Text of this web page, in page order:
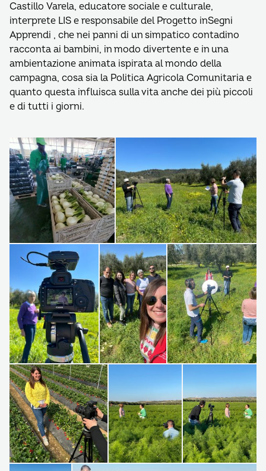
Castillo Varela, educatore sociale e culturale,
interprete LIS e responsabile del Progetto inSegni
Apprendi , che nei panni di un simpatico contadino
racconta ai bambini, in modo divertente e in una
ambientazione animata ispirata al mondo della
campagna, cosa sia la Politica Agricola Comunitaria e
quanto questa influisca sulla vita anche dei più piccoli
e di tutti i giorni.